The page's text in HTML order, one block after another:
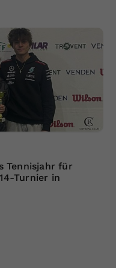
Tennisjahr für
Turnier in